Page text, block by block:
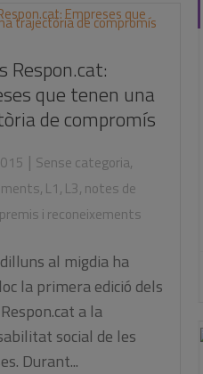
Respon.cat:
que tenen una
de compromís
| Sense categoria,
, L1, L3, notes de
premis i reconeixements
al migdia ha
la primera edició dels
a la
social de les
Durant...